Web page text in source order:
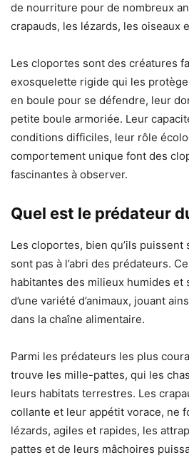
de nourriture pour de nombreux
crapauds, les lézards, les oiseaux
Les cloportes sont des créatures
exosquelette rigide qui les
en boule pour se défendre, leur
petite boule armoriée. Leur
conditions difficiles, leur rôle
comportement unique font des
fascinantes à observer.
Quel est le prédateur
Les cloportes, bien qu’ils
sont pas à l’abri des prédateurs.
habitantes des milieux humides et
d’une variété d’animaux, jouant
dans la chaîne alimentaire.
Parmi les prédateurs les plus
trouve les mille-pattes, qui les
leurs habitats terrestres. Les
collante et leur appétit vorace, ne
lézards, agiles et rapides, les
pattes et de leurs mâchoires